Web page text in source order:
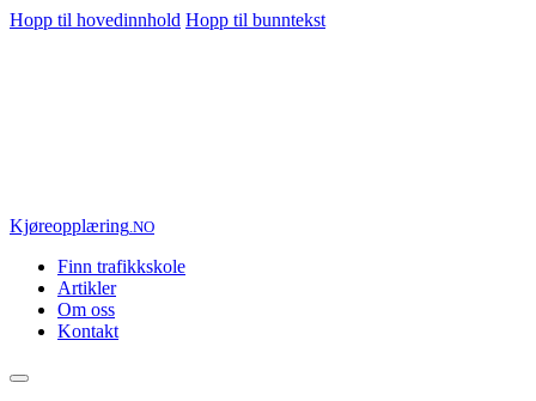
Hopp til hovedinnhold Hopp til bunntekst
Kjøreopplæring.NO
Finn trafikkskole
Artikler
Om oss
Kontakt